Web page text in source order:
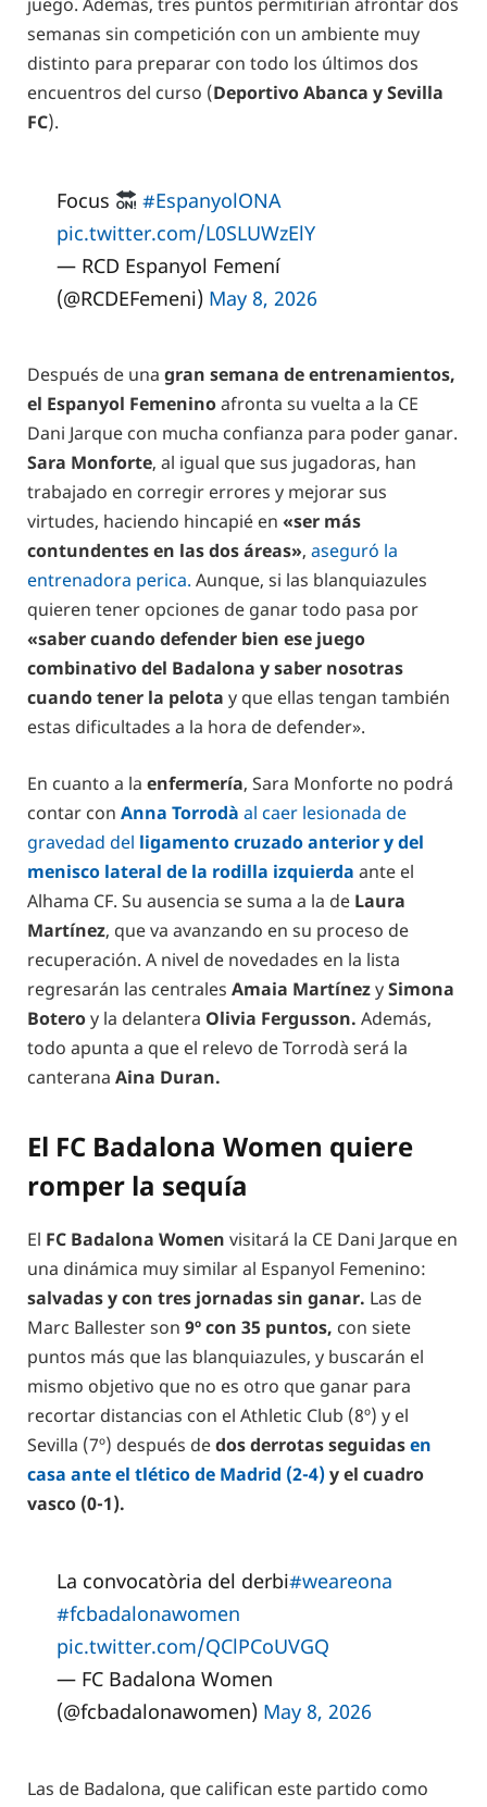
semanas sin competición con un ambiente muy
distinto para preparar con todo los últimos dos
encuentros del curso (Deportivo Abanca y Sevilla
FC).
Focus
#EspanyolONA
pic.twitter.com/L0SLUWzElY
— RCD Espanyol Femení
(@RCDEFemeni) May 8, 2026
Después de una gran semana de entrenamientos,
el Espanyol Femeninoafronta su vuelta a la CE
Dani Jarque con mucha confianza para poder ganar.
Sara Monforte, al igual que sus jugadoras, han
trabajado en corregir errores y mejorar sus
virtudes, haciendo hincapié en «ser más
contundentes en las dos áreas», aseguró la
entrenadora perica. Aunque, si las blanquiazules
quieren tener opciones de ganar todo pasa por
«saber cuando defender bien ese juego
combinativo del Badalona y saber nosotras
cuando tener la pelota y que ellas tengan también
estas dificultades a la hora de defender».
En cuanto a la enfermería, Sara Monforte no podrá
contar con Anna Torrodà al caer lesionada de
gravedad del ligamento cruzado anterior y del
menisco lateral de la rodilla izquierda ante el
Alhama CF. Su ausencia se suma a la de Laura
Martínez, que va avanzando en su proceso de
recuperación. A nivel de novedades en la lista
regresarán las centrales Amaia MartínezySimona
Boteroy la delantera Olivia Fergusson. Además,
todo apunta a que el relevo de Torrodà será la
canterana Aina Duran.
El FC Badalona Women quiere
romper la sequía
El FC Badalona Women visitará la CE Dani Jarque en
una dinámica muy similar al Espanyol Femenino:
salvadas y con tres jornadas sin ganar. Las de
Marc Ballester son 9º con 35 puntos, con siete
puntos más que las blanquiazules, y buscarán el
mismo objetivo que no es otro que ganar para
recortar distancias con el Athletic Club (8º) y el
Sevilla (7º) después dedos derrotas seguidasen
casa ante el tlético de Madrid (2-4)y el cuadro
vasco (0-1).
La convocatòria del derbi#weareona
#fcbadalonawomen
pic.twitter.com/QClPCoUVGQ
— FC Badalona Women
(@fcbadalonawomen) May 8, 2026
Las de Badalona, que califican este partido como